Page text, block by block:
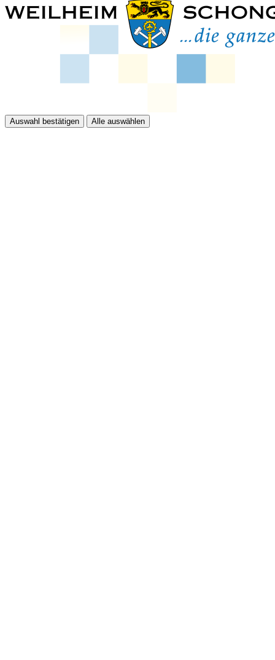
Auswahl bestätigen Alle auswählen